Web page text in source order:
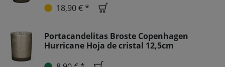
18,90 € *
Portacandelitas Broste Copenhagen
Hurricane Hoja de cristal 12,5cm